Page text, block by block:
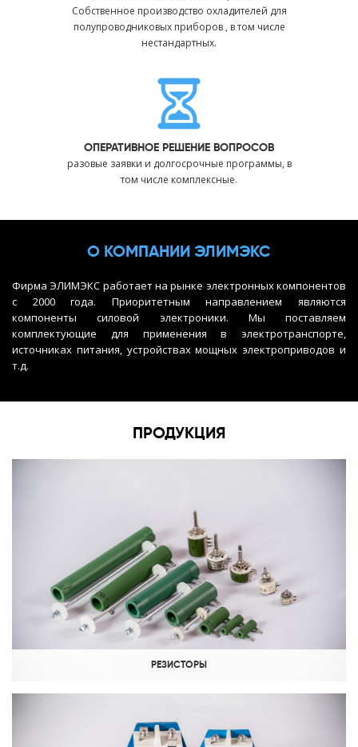
Собственное производство охладителей для
полупроводниковых приборов , в том числе
нестандартных.
ОПЕРАТИВНОЕ РЕШЕНИЕ ВОПРОСОВ
разовые заявки и долгосрочные программы, в
том числе комплексные.
О КОМПАНИИ ЭЛИМЭКС
Фирма ЭЛИМЭКС работает на рынке электронных компонентов
с 2000 года. Приоритетным направлением являются
компоненты силовой электроники. Мы поставляем
комплектующие для применения в электротранспорте,
источниках питания, устройствах мощных электроприводов и
т.д.
ПРОДУКЦИЯ
РЕЗИСТОРЫ